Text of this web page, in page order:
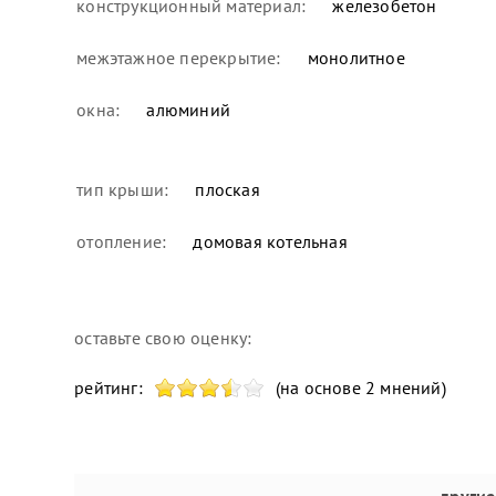
конструкционный материал: железобетон
межэтажное перекрытие: монолитное
окна: алюминий
тип крыши: плоская
отопление: домовая котельная
оставьте свою оценку:
рейтинг: (на основе 2 мнений)